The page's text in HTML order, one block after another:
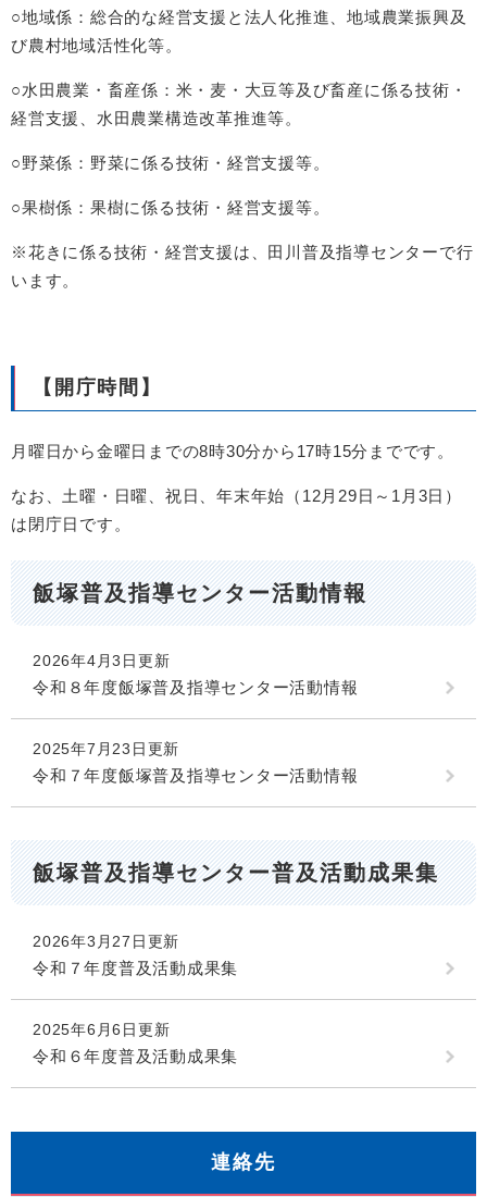
○地域係：総合的な経営支援と法人化推進、地域農業振興及
び農村地域活性化等。
○水田農業・畜産係：米・麦・大豆等及び畜産に係る技術・
経営支援、水田農業構造改革推進等。
○野菜係：野菜に係る技術・経営支援等。
○果樹係：果樹に係る技術・経営支援等。
※花きに係る技術・経営支援は、田川普及指導センターで行
います。
【開庁時間】
月曜日から金曜日までの8時30分から17時15分までです。
なお、土曜・日曜、祝日、年末年始（12月29日～1月3日）
は閉庁日です。
飯塚普及指導センター活動情報
2026年4月3日更新
令和８年度飯塚普及指導センター活動情報
2025年7月23日更新
令和７年度飯塚普及指導センター活動情報
飯塚普及指導センター普及活動成果集
2026年3月27日更新
令和７年度普及活動成果集
2025年6月6日更新
令和６年度普及活動成果集
連絡先